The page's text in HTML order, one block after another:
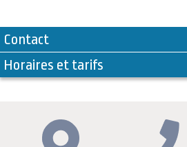
Contact
Horaires et tarifs